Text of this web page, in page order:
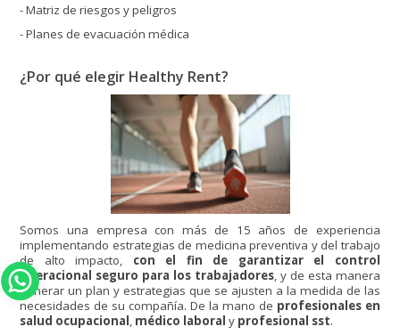
- Matriz de riesgos y peligros
- Planes de evacuación médica
¿Por qué elegir Healthy Rent?
Somos una empresa con más de 15 años de experiencia
implementando estrategias de medicina preventiva y del trabajo
de alto impacto, con el fin de garantizar el control
operacional seguro para los trabajadores, y de esta manera
generar un plan y estrategias que se ajusten a la medida de las
necesidades de su compañía. De la mano de profesionales en
salud ocupacional, médico laboral y profesional sst.